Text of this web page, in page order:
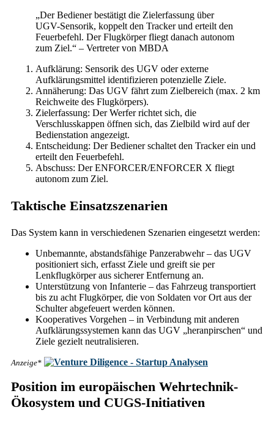
„Der Bediener bestätigt die Zielerfassung über
UGV-Sensorik, koppelt den Tracker und erteilt den
Feuerbefehl. Der Flugkörper fliegt danach autonom
zum Ziel.“ – Vertreter von MBDA
Aufklärung: Sensorik des UGV oder externe
Aufklärungsmittel identifizieren potenzielle Ziele.
Annäherung: Das UGV fährt zum Zielbereich (max. 2 km
Reichweite des Flugkörpers).
Zielerfassung: Der Werfer richtet sich, die
Verschlusskappen öffnen sich, das Zielbild wird auf der
Bedienstation angezeigt.
Entscheidung: Der Bediener schaltet den Tracker ein und
erteilt den Feuerbefehl.
Abschuss: Der ENFORCER/ENFORCER X fliegt
autonom zum Ziel.
Taktische Einsatzszenarien
Das System kann in verschiedenen Szenarien eingesetzt werden:
Unbemannte, abstandsfähige Panzerabwehr – das UGV
positioniert sich, erfasst Ziele und greift sie per
Lenkflugkörper aus sicherer Entfernung an.
Unterstützung von Infanterie – das Fahrzeug transportiert
bis zu acht Flugkörper, die von Soldaten vor Ort aus der
Schulter abgefeuert werden können.
Kooperatives Vorgehen – in Verbindung mit anderen
Aufklärungssystemen kann das UGV „heranpirschen“ und
Ziele gezielt neutralisieren.
Anzeige*
Position im europäischen Wehrtechnik-
Ökosystem und CUGS-Initiativen